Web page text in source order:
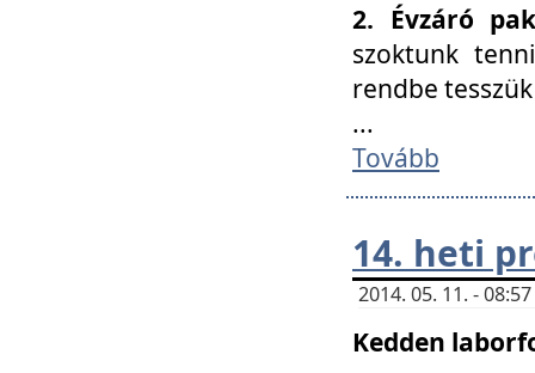
2. Évzáró
szoktunk
rendbe
...
Tovább
14. heti
2014. 05. 11. -
Kedden